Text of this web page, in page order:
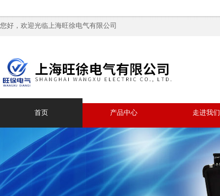
您好，欢迎光临上海旺徐电气有限公司
首页 产品中心 走进我们